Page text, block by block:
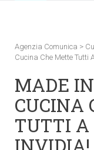
Agenzia Comunica >
Cucina Che Mette Tutti
MADE
CUCINA
TUTTI A
INVIDIA!